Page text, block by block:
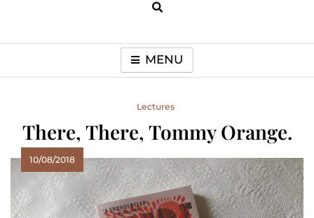
MENU
Lectures
There, There, Tommy Orange.
10/08/2018